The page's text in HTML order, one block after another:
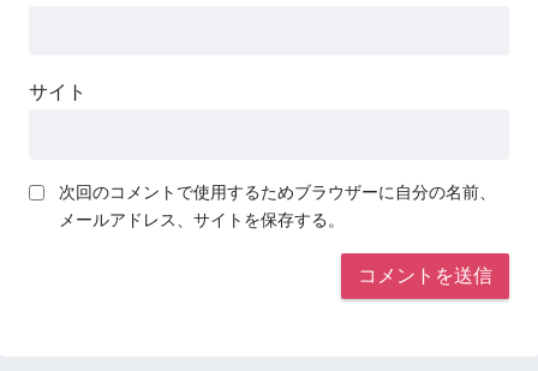
サイト
次回のコメントで使用するためブラウザーに自分の名前、
メールアドレス、サイトを保存する。